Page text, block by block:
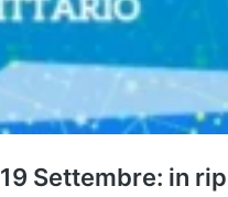
Settembre: in